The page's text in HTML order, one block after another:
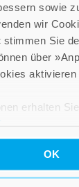
sowie
wir
Sie
über
aktivieren
erhalten
OK